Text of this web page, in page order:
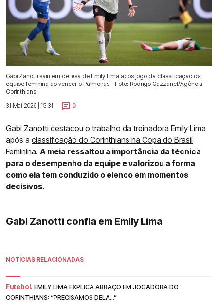
Gabi Zanotti saiu em defesa de Emily Lima após jogo da classificação da
equipe feminina ao vencer o Palmeiras - Foto: Rodrigo Gazzanel/Agência
Corinthians
31 Mai 2026 | 15:31 |
0
Gabi Zanotti destacou o trabalho da treinadora Emily Lima
após a classificação do Corinthians na Copa do Brasil
Feminina. A meia ressaltou a importância da técnica
para o desempenho da equipe e valorizou a forma
como ela tem conduzido o elenco em momentos
decisivos.
Gabi Zanotti confia em Emily Lima
NOTÍCIAS RELACIONADAS
Futebol. EMILY LIMA EXPLICA ABRAÇO EM JOGADORA DO
CORINTHIANS: “PRECISAMOS DELA...”